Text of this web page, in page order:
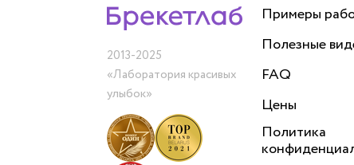
2013-2025
«Лаборатория красивых
улыбок»
Примеры
Полезные
FAQ
Цены
Политика